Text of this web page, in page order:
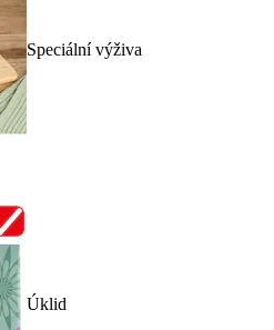
Speciální výživa
Úklid